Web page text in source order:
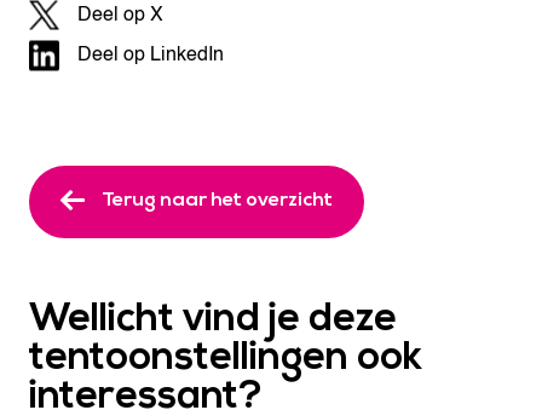
Deel op X
Deel op LinkedIn
Terug naar het overzicht
Wellicht vind je deze
tentoonstellingen ook
interessant?